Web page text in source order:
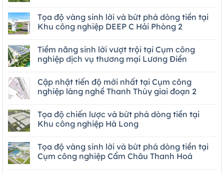
Tọa độ vàng sinh lời và bứt phá dòng tiền tại
Khu công nghiệp DEEP C Hải Phòng 2
Tiềm năng sinh lời vượt trội tại Cụm công
nghiệp dịch vụ thương mại Lương Điền
Cập nhật tiến độ mới nhất tại Cụm công
nghiệp làng nghề Thanh Thùy giai đoạn 2
Tọa độ chiến lược và bứt phá dòng tiền tại
Khu công nghiệp Hà Long
Tọa độ vàng sinh lời và bứt phá dòng tiền tại
Cụm công nghiệp Cẩm Châu Thanh Hoá